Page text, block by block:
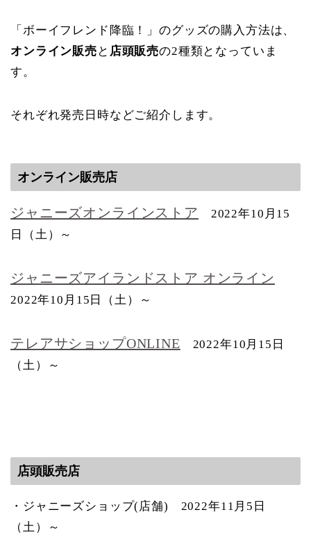
「ボーイフレンド降臨！」のグッズの購入方法は、
オンライン販売 と 店頭販売の2種類となっていま
す。
それぞれ発売日時などご紹介します。
オンライン販売店
ジャニーズオンラインストア
2022年10月15
日（土）～
ジャニーズアイランドストア オンライン
2022年10月15日（土）～
テレアサショップONLINE 2022年10月15日
（土）～
店頭販売店
・ジャニーズショップ(店舗) 2022年11月5日
（土）～